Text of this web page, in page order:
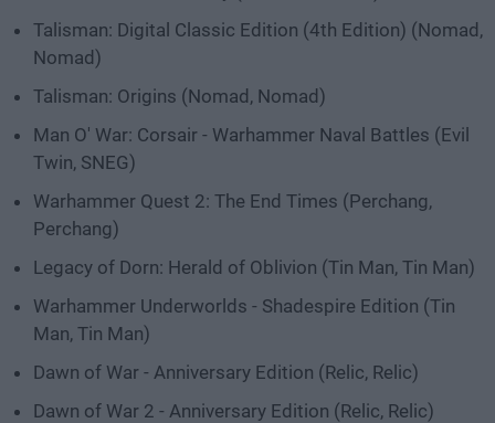
Talisman: Digital Classic Edition (4th Edition) (Nomad,
Nomad)
Talisman: Origins (Nomad, Nomad)
Man O' War: Corsair - Warhammer Naval Battles (Evil
Twin, SNEG)
Warhammer Quest 2: The End Times (Perchang,
Perchang)
Legacy of Dorn: Herald of Oblivion (Tin Man, Tin Man)
Warhammer Underworlds - Shadespire Edition (Tin
Man, Tin Man)
Dawn of War - Anniversary Edition (Relic, Relic)
Dawn of War 2 - Anniversary Edition (Relic, Relic)